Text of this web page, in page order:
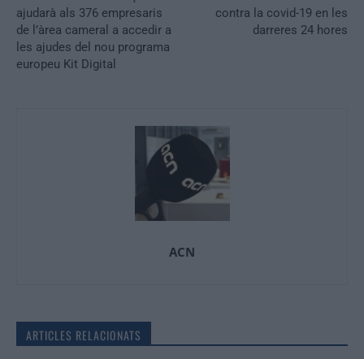
ajudarà als 376 empresaris
de l’àrea cameral a accedir a
les ajudes del nou programa
europeu Kit Digital
contra la covid-19 en les
darreres 24 hores
ACN
ARTICLES RELACIONATS